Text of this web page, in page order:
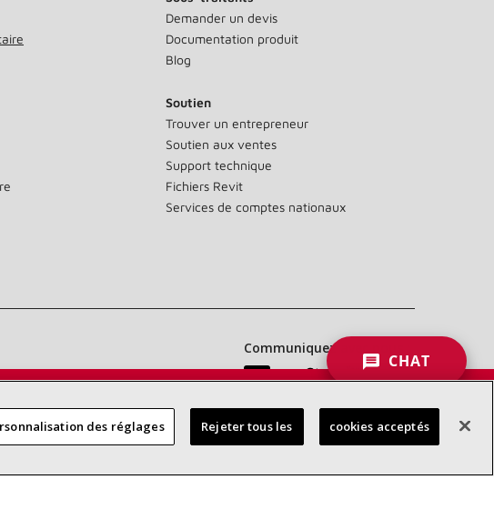
DÉPOSITAIRES
Demander un devis
Documentation produit
Blog
Soutien
Trouver un entrepreneur
Soutien aux ventes
Support technique
Fichiers Revit
Services de comptes nationaux
Communiquez avec nous :
CHAT
des réglages Rejeter tous les cookies acceptés